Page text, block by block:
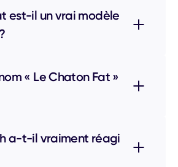
est-il un vrai modèle
« Le Chaton Fat »
a-t-il vraiment réagi